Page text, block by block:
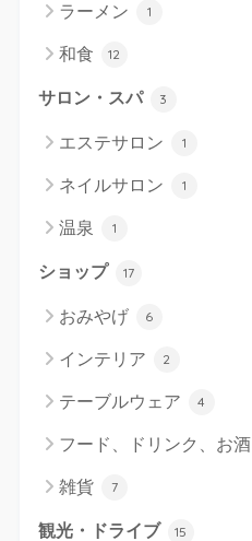
ラーメン 1
和食 12
サロン・スパ 3
エステサロン 1
ネイルサロン 1
温泉 1
ショップ 17
おみやげ 6
インテリア 2
テーブルウェア 4
フード、ドリンク、お酒
雑貨 7
観光・ドライブ 15